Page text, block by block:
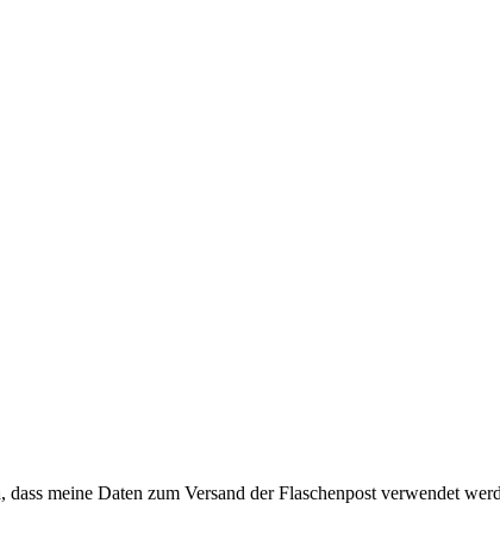
dass meine Daten zum Versand der Flaschenpost verwendet